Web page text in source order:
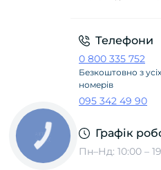
Телефони
0 800 335 752
Безкоштовно з усіх
номерів
095 342 49 90
Графік
Пн–Нд: 10:00 –